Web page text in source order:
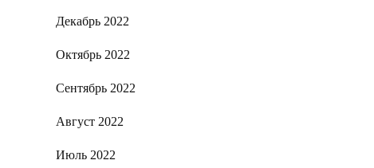
Декабрь 2022
Октябрь 2022
Сентябрь 2022
Август 2022
Июль 2022